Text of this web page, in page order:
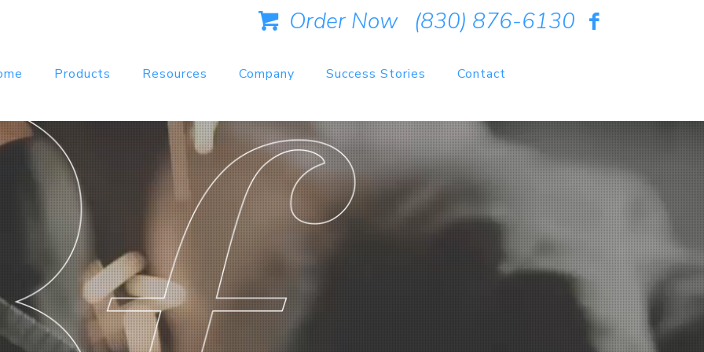
Order Now (830) 876-6130
Products Resources Company Success Stories Contact